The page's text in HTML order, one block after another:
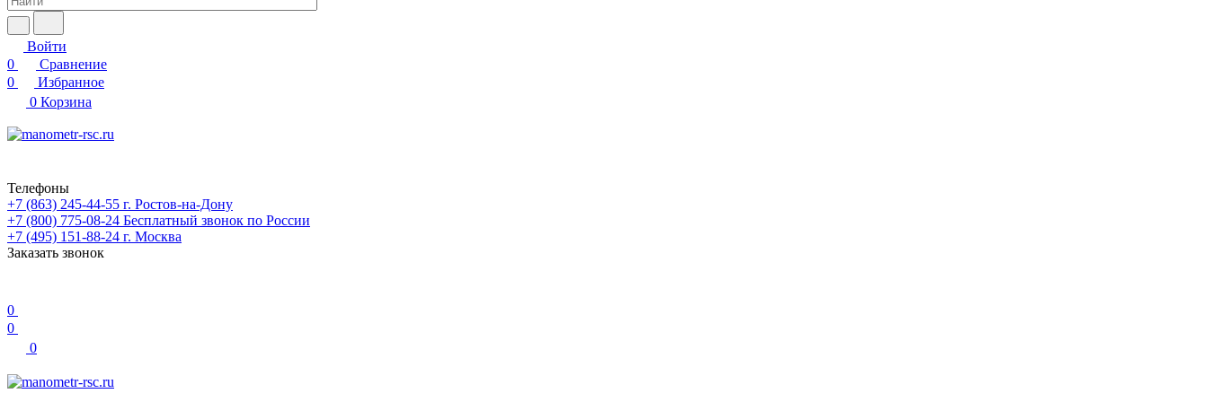
Войти
0
Сравнение
0
Избранное
0 Корзина
Телефоны
+7 (863) 245-44-55 г. Ростов-на-Дону
+7 (800) 775-08-24 Бесплатный звонок по России
+7 (495) 151-88-24 г. Москва
Заказать звонок
0
0
0